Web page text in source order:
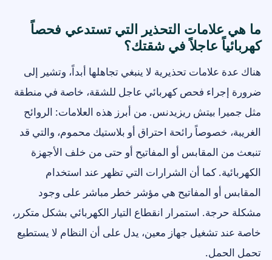
ما هي علامات التحذير التي تستدعي فحصاً
كهربائياً عاجلاً في شقتك؟
هناك عدة علامات تحذيرية لا ينبغي تجاهلها أبداً، وتشير إلى
ضرورة إجراء فحص كهربائي عاجل للشقة، خاصة في منطقة
مثل جميرا بيتش ريزيدنس. من أبرز هذه العلامات: الروائح
الغريبة، خصوصاً رائحة احتراق أو بلاستيك محموم، والتي قد
تنبعث من المقابس أو المفاتيح أو حتى من خلف الأجهزة
الكهربائية. كما أن الشرارات التي تظهر عند استخدام
المقابس أو المفاتيح هي مؤشر خطر مباشر على وجود
مشكلة حرجة. استمرار انقطاع التيار الكهربائي بشكل متكرر،
خاصة عند تشغيل جهاز معين، يدل على أن النظام لا يستطيع
تحمل الحمل.